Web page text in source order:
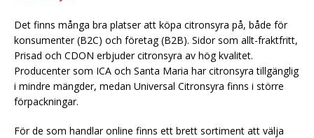
Det finns många bra platser att köpa citronsyra på, både för
konsumenter (B2C) och företag (B2B). Sidor som allt-fraktfritt,
Prisad och CDON erbjuder citronsyra av hög kvalitet.
Producenter som ICA och Santa Maria har citronsyra tillgänglig
i mindre mängder, medan Universal Citronsyra finns i större
förpackningar.
För de som handlar online finns ett brett sortiment att välja